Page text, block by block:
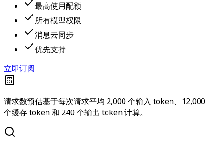
最高使用配额
所有模型权限
消息云同步
优先支持
立即订阅
请求数预估基于每次请求平均 2,000 个输入 token、12,000
个缓存 token 和 240 个输出 token 计算。